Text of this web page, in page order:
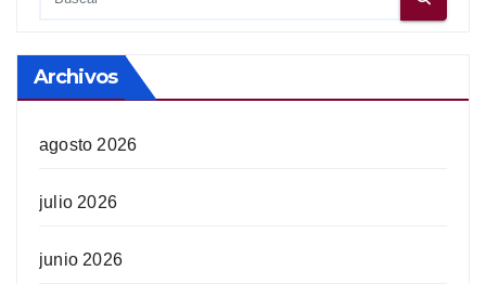
Archivos
agosto 2026
julio 2026
junio 2026